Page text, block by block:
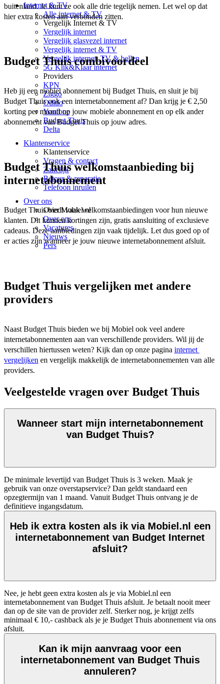
Internet & TV
Alle internet & TV
Vergelijk Internet & TV
Vergelijk internet
Vergelijk glasvezel internet
Vergelijk internet & TV
Vergelijk internet, TV & bellen
5G Klik&Klaar internet
Providers
KPN
Ziggo
Odido
Youfone
Budget Thuis
Delta
Klantenservice
Klantenservice
Vragen & contact
Zakelijk
Retour & reparatie
Telefoon inruilen
Over ons
Over Mobiel.nl
Over ons
Vacatures
Nieuws
Pers
buitenland. Je kunt ze ook alle drie tegelijk nemen. Let wel op dat
hier extra kosten aan verbonden zitten.
Budget Thuis combivoordeel
Heb jij een mobiel abonnement bij Budget Thuis, en sluit je bij
Budget Thuis ook een internetabonnement af? Dan krijg je € 2,50
korting per maand op jouw mobiele abonnement en op elk ander
abonnement van Budget Thuis op jouw adres.
Budget Thuis welkomstaanbieding bij
internetabonnement
Budget Thuis biedt vaak welkomstaanbiedingen voor hun nieuwe
klanten. Dit kunnen kortingen zijn, gratis aansluiting of exclusieve
cadeaus. Deze aanbiedingen zijn vaak tijdelijk. Let dus goed op of
er acties zijn wanneer je jouw nieuwe internetabonnement afsluit.
Budget Thuis vergelijken met andere
providers
Naast Budget Thuis bieden we bij Mobiel ook veel andere
internetabonnementen aan van verschillende providers. Wil jij de
verschillen hiertussen weten? Kijk dan op onze pagina internet
vergelijken en vergelijk makkelijk de internetabonnementen van alle
providers.
Veelgestelde vragen over Budget Thuis
Wanneer start mijn internetabonnement
van Budget Thuis?
De minimale levertijd van Budget Thuis is 3 weken. Maak je
gebruik van onze overstapservice? Dan geldt standaard een
opzegtermijn van 1 maand. Vanuit Budget Thuis ontvang je de
definitieve ingangsdatum.
Heb ik extra kosten als ik via Mobiel.nl een
internetabonnement van Budget Internet
afsluit?
Nee, je hebt geen extra kosten als je via Mobiel.nl een
internetabonnement van Budget Thuis afsluit. Je betaalt nooit meer
dan op de site van de provider zelf. Sterker nog, je krijgt zelfs
minimaal € 10,- cashback als je je Budget Thuis abonnement via ons
afsluit.
Kan ik mijn aanvraag voor een
internetabonnement van Budget Thuis
annuleren?